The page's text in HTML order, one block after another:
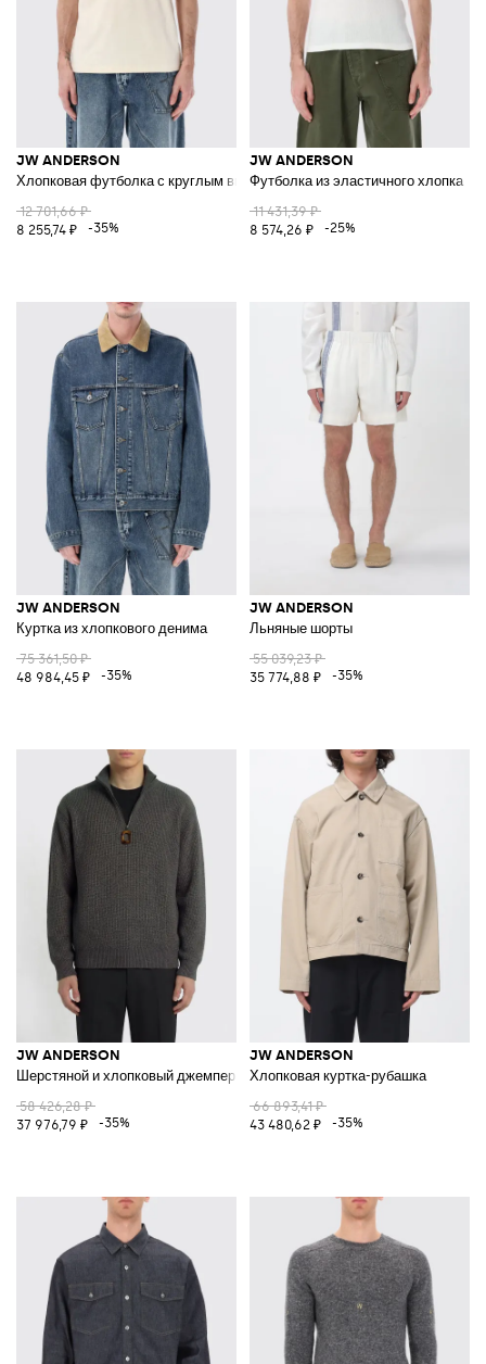
JW ANDERSON
Хлопковая футболка с круглым вырезом и логотипом
12 701,66 ₽
8 255,74 ₽
-35%
JW ANDERSON
Футболка из эластичного хлопка
11 431,39 ₽
8 574,26 ₽
-25%
JW ANDERSON
Куртка из хлопкового денима
75 361,50 ₽
48 984,45 ₽
-35%
JW ANDERSON
Льняные шорты
55 039,23 ₽
35 774,88 ₽
-35%
JW ANDERSON
Шерстяной и хлопковый джемпер
58 426,28 ₽
37 976,79 ₽
-35%
JW ANDERSON
Хлопковая куртка-рубашка
66 893,41 ₽
43 480,62 ₽
-35%